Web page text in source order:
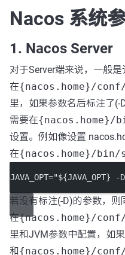
Nacos 系统
1. Nacos Server
对于Server端来说，一般是
在{nacos.home}/
里，如果参数名后标注了(-
需要在
设置。例如像设置
在{nacos.home}/
JAVA_OPT="${JAVA_OPT}
若没有标注(-D)的参数，则
在{nacos.home}/
里和JVM参数中配置，如
和{nacos.home}/